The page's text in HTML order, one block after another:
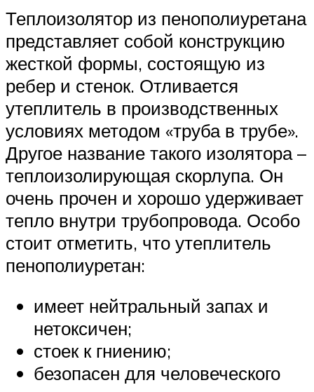
Теплоизолятор из пенополиуретана
представляет собой конструкцию
жесткой формы, состоящую из
ребер и стенок. Отливается
утеплитель в производственных
условиях методом «труба в трубе».
Другое название такого изолятора –
теплоизолирующая скорлупа. Он
очень прочен и хорошо удерживает
тепло внутри трубопровода. Особо
стоит отметить, что утеплитель
пенополиуретан:
имеет нейтральный запах и
нетоксичен;
стоек к гниению;
безопасен для человеческого